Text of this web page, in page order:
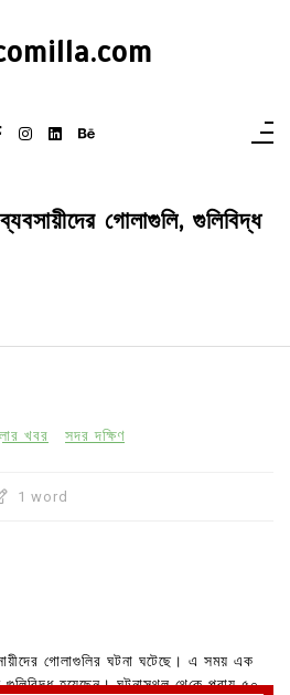
গোলাগুলি, গুলিবিদ্ধ
খবর সদর দক্ষিণ
1 word
গোলাগুলির ঘটনা ঘটেছে। এ সময় এক
হয়েছেন। ঘটনাস্থল থে‌কে প্রায় ৫০